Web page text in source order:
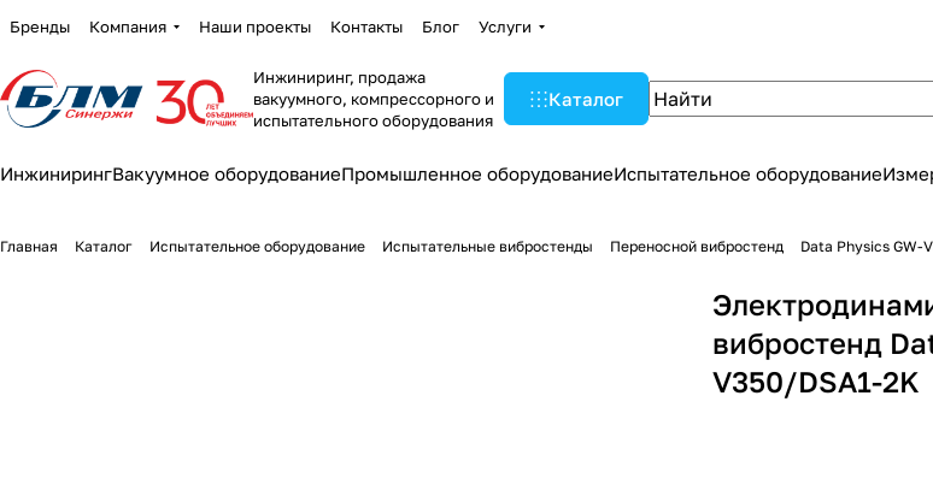
Бренды Компания Наши проекты Контакты Блог Услуги
Инжиниринг, продажа
вакуумного, компрессорного и
испытательного оборудования
Каталог
ИнжинирингВакуумное оборудованиеПромышленное оборудованиеИспытательное оборудование
Главная Каталог Испытательное оборудование Испытательные вибростенды Переносной вибростенд Data Physics GW-
вибростенд
V350/DSA1-2K